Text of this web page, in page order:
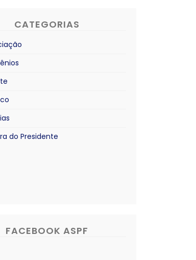
CATEGORIAS
do Presidente
FACEBOOK ASPF